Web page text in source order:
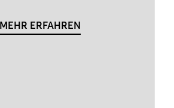
MEHR ERFAHREN